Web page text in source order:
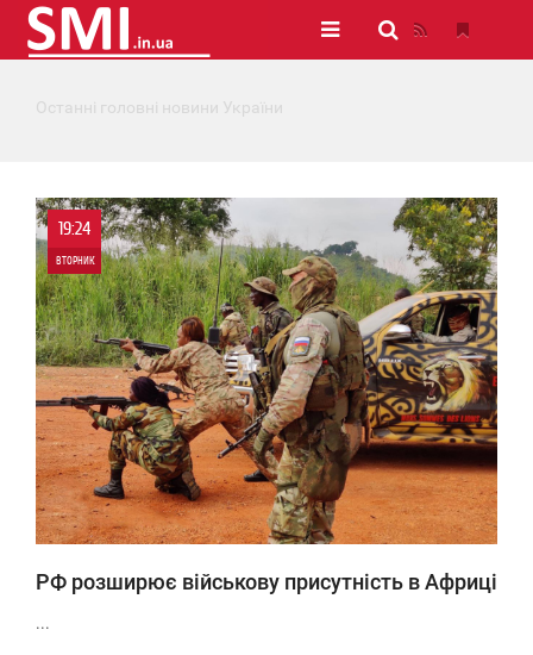
Останні головні новини України
19:24
ВТОРНИК
0
0
РФ розширює військову присутність в Африці
...